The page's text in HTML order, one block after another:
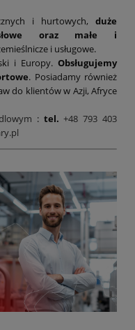
i hurtowych, duże
oraz małe i
i usługowe.
i Europy. Obsługujemy
. Posiadamy również
do klientów w Azji, Afryce
: tel.+48 793 403